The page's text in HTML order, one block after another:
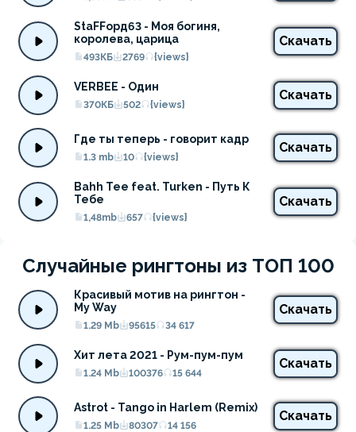
StaFFорд63 - Моя богиня,
королева, царица
493КБ 2769 {views}
Скачать
VERBEE - Один
370КБ 502 {views}
Скачать
Где ты теперь - говорит кадр
1.3 mb 10 {views}
Скачать
Bahh Tee feat. Turken - Путь К
Тебе
1,48mb 657 {views}
Скачать
Случайные рингтоны из ТОП 100
Красивый мотив на рингтон -
My Way
1.29 Mb 95615 34 617
Скачать
Хит лета 2021 - Рум-пум-пум
1.24 Mb 100376 15 644
Скачать
Astrot - Tango in Harlem (Remix)
1.25 Mb 80307 14 156
Скачать